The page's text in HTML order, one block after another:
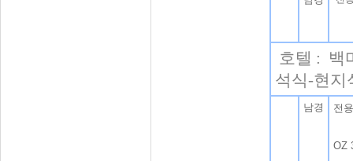
호텔 : 백
석식-현지
남경 전
OZ